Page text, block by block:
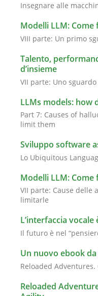
Insegnare alle
Modelli LLM: Come
VIII parte: Un primo
Talento,
d’insieme
VII parte: Uno
LLMs models: how
Part 7: Causes of
limit them
Sviluppo software
Lo Ubiquitous
Modelli LLM: Come
VII parte: Cause delle
limitarle
L’interfaccia
Il futuro è nel
Un nuovo ebook
Reloaded
Reloaded